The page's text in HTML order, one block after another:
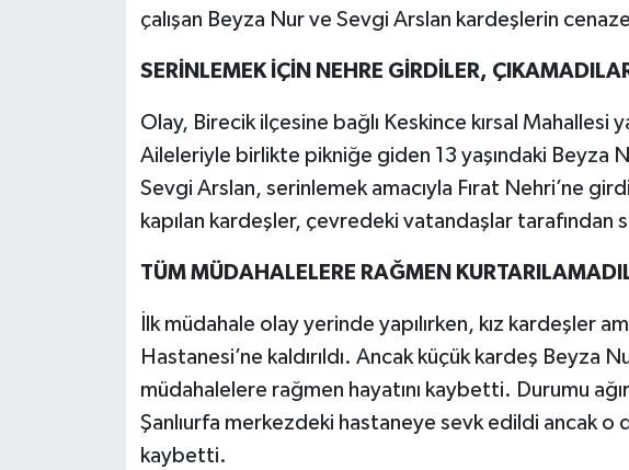
çalışan Beyza Nur ve Sevgi Arslan kardeşlerin
SERİNLEMEK İÇİN NEHRE GİRDİLER,
Olay, Birecik ilçesine bağlı Keskince kırsal Mahallesi
Aileleriyle birlikte pikniğe giden 13 yaşındaki Beyza
Sevgi Arslan, serinlemek amacıyla Fırat Nehri’ne
kapılan kardeşler, çevredeki vatandaşlar tarafından
TÜM MÜDAHALELERE RAĞMEN
İlk müdahale olay yerinde yapılırken, kız kardeşler
Hastanesi’ne kaldırıldı. Ancak küçük kardeş Beyza
müdahalelere rağmen hayatını kaybetti. Durumu
Şanlıurfa merkezdeki hastaneye sevk edildi ancak o
kaybetti.